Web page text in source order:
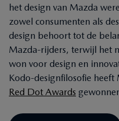
het design van Mazda
zowel consumenten als
design behoort tot de
Mazda-rijders, terwijl het
won voor design en
Kodo-designfilosofie
Red Dot Awards